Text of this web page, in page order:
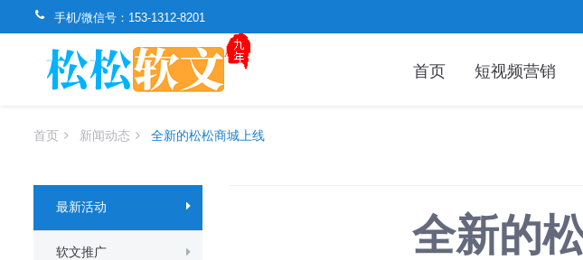
手机/微信号： 153-1312-8201
首页 短视频营销
首页 新闻动态 全新的松松商城上线
最新活动
软文推广 全新的